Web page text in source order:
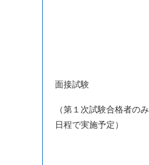
面接試験
（第１次試験合格者の
日程で実施予定）